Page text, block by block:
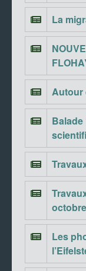
La
Autour
octobre
Les